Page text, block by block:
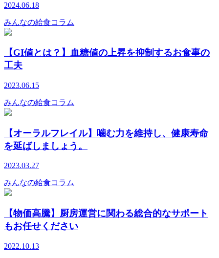
2024.06.18
みんなの給食コラム
【GI値とは？】血糖値の上昇を抑制するお食事の
工夫
2023.06.15
みんなの給食コラム
【オーラルフレイル】噛む力を維持し、健康寿命
を延ばしましょう。
2023.03.27
みんなの給食コラム
【物価高騰】厨房運営に関わる総合的なサポート
もお任せください
2022.10.13